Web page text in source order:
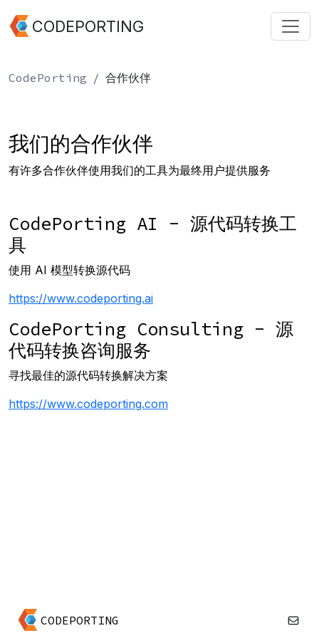
CODEPORTING
CodePorting 合作伙伴
我们的合作伙伴
有许多合作伙伴使用我们的工具为最终用户提供服务
CodePorting AI - 源代码转换工
具
使用 AI 模型转换源代码
https://www.codeporting.ai
CodePorting Consulting - 源
代码转换咨询服务
寻找最佳的源代码转换解决方案
https://www.codeporting.com
CODEPORTING